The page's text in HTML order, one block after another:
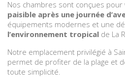
Nos chambres sont conçues
paisible après une journée
équipements modernes et une
l’environnement tropical de La
Notre emplacement privilégié à
permet de profiter de la plage et
toute simplicité.